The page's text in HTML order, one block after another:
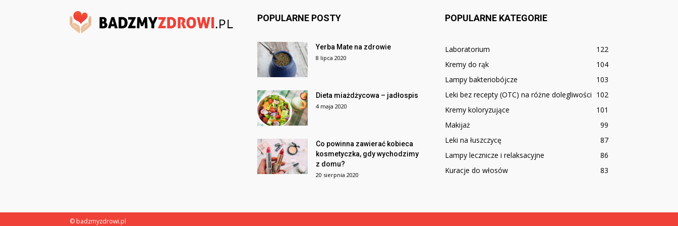
POPULARNE POSTY
Yerba Mate na zdrowie
8 lipca 2020
Dieta miażdżycowa – jadłospis
4 maja 2020
Co powinna zawierać kobieca
kosmetyczka, gdy wychodzimy
z domu?
20 sierpnia 2020
POPULARNE KATEGORIE
Laboratorium
122
Kremy do rąk
104
Lampy bakteriobójcze
103
Leki bez recepty (OTC) na różne dolegliwości 102
Kremy koloryzujące
101
Makijaż
99
Leki na łuszczycę
87
Lampy lecznicze i relaksacyjne
86
Kuracje do włosów
83
© badzmyzdrowi.pl